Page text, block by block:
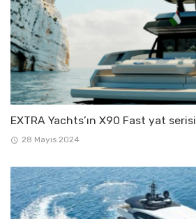
EXTRA Yachts’ın X90 Fast yat
28 Mayıs 2024